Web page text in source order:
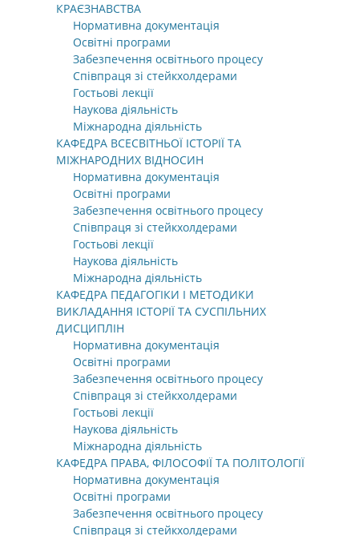
КРАЄЗНАВСТВА
Нормативна документація
Освітні програми
Забезпечення освітнього процесу
Співпраця зі стейкхолдерами
Гостьові лекції
Наукова діяльність
Міжнародна діяльність
КАФЕДРА ВСЕСВІТНЬОЇ ІСТОРІЇ ТА
МІЖНАРОДНИХ ВІДНОСИН
Нормативна документація
Освітні програми
Забезпечення освітнього процесу
Співпраця зі стейкхолдерами
Гостьові лекції
Наукова діяльність
Міжнародна діяльність
КАФЕДРА ПЕДАГОГІКИ І МЕТОДИКИ
ВИКЛАДАННЯ ІСТОРІЇ ТА СУСПІЛЬНИХ
ДИСЦИПЛІН
Нормативна документація
Освітні програми
Забезпечення освітнього процесу
Співпраця зі стейкхолдерами
Гостьові лекції
Наукова діяльність
Міжнародна діяльність
КАФЕДРА ПРАВА, ФІЛОСОФІЇ ТА ПОЛІТОЛОГІЇ
Нормативна документація
Освітні програми
Забезпечення освітнього процесу
Співпраця зі стейкхолдерами